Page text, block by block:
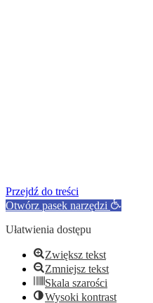
Przejdź do treści
Otwórz pasek narzędzi
Ułatwienia dostępu
Zwiększ tekst
Zmniejsz tekst
Skala szarości
Wysoki kontrast